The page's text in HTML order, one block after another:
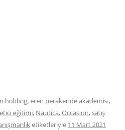
holding,eren perakende akademisi,
eğitimi, Nautica,Occasion,satış
etiketleriyle 11 Mart 2021